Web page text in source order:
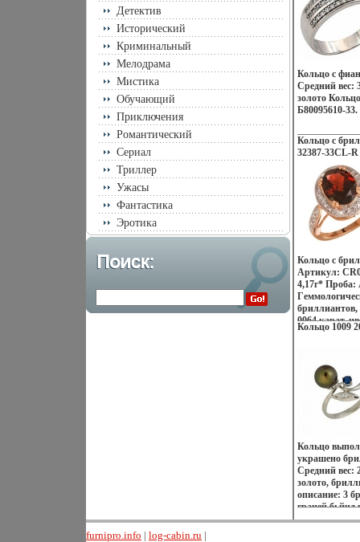
Детектив
Исторический
Криминальный
Мелодрама
Мистика
Обучающий
Приключения
Романтический
Сериал
Триллер
Ужасы
Фантастика
Эротика
Кольцо с
Средний вес:
золото
Б80095610-33.
Кольцо с
32387-33CL-
Кольцо с
Артикул:
4,17г* Проба:
бриллиантов,
0064 карат,
вес 292
Кольцо 1009
Кольцо
украшено
Средний вес:
золото,
описание: 3
граней,бьйчд
3; 1 жемчуг
furnipro.info | log-cabin.ru |